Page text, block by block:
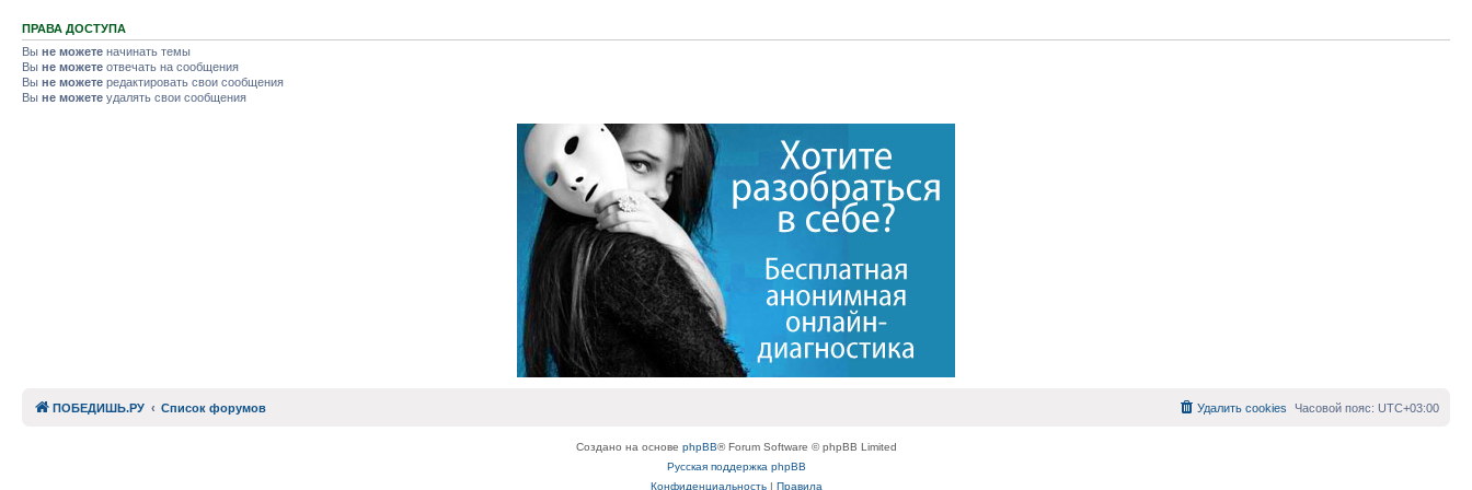
ПРАВА ДОСТУПА
Вы не можете начинать темы
Вы не можете отвечать на сообщения
Вы не можете редактировать свои сообщения
Вы не можете удалять свои сообщения
ПОБЕДИШЬ.РУ Список форумов Часовой пояс: UTC+03:00
Удалить cookies
Создано на основе phpBB® Forum Software © phpBB Limited
Русская поддержка phpBB
Конфиденциальность| Правила